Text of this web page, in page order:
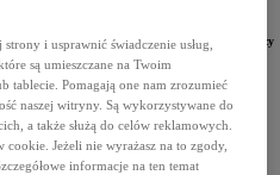
na korzystnych warunkach. Co dwa lata można
czy komplet opon zimowych. Oferta dotyczy
modeli Toyoty i Lexusa.
Jej pojazdy, znane z niskiego zużycia paliwa,
bezpieczeństwa i napędów hybrydowych,
modeli oraz dostępność wyspecjalizowanych
cieszy się dużym uznaniem wśród firm
Z kolei Lexusy chętnie wybierane są przez
i oszczędnych samochodów premium do swojej
i usprawnić świadczenie usług,
są umieszczane na Twoim
tablecie. Pomagają one nam zrozumieć
naszej witryny. Są wykorzystywane do
a także służą do celów reklamowych.
Jeżeli nie wyrażasz na to zgody,
informacje na ten temat